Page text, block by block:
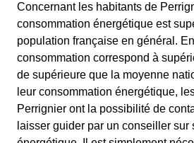
Concernant les habitants de
consommation énergétique est
population française en général.
consommation correspond à
de supérieure que la moyenne
leur consommation énergétique,
Perrignier ont la possibilité de
laisser guider par un conseiller sur